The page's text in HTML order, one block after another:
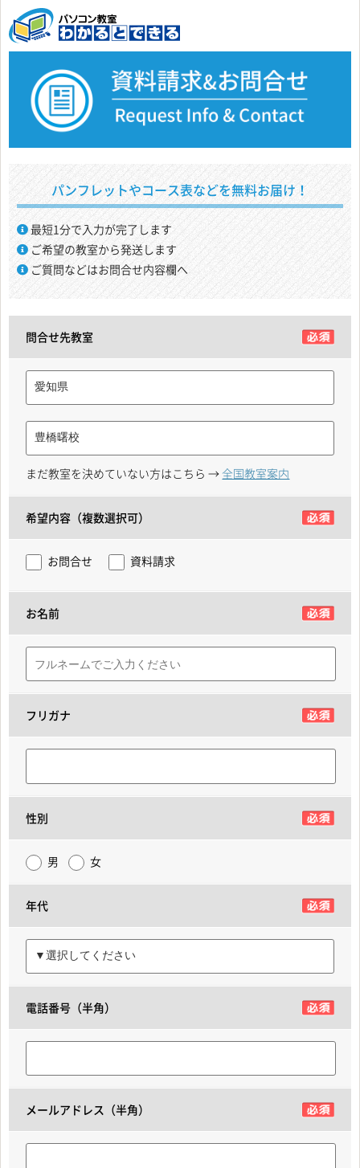
パンフレットやコース表などを無料お届け！
最短1分で入力が完了します
ご希望の教室から発送します
ご質問などはお問合せ内容欄へ
問合せ先教室
まだ教室を決めていない方はこちら → 全国教室案内
希望内容（複数選択可）
お問合せ 資料請求
お名前
フリガナ
性別
男 女
年代
電話番号（半角）
メールアドレス（半角）